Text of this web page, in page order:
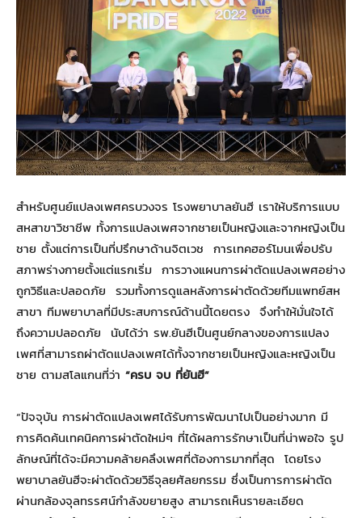
สำหรับศูนย์แปลงเพศครบวงจร โรงพยาบาลยันฮี เราให้บริการแบบ
สหสาขาวิชาชีพ ทั้งการแปลงเพศจากชายเป็นหญิงและจากหญิงเป็น
ชาย ตั้งแต่การเป็นที่ปรึกษาด้านจิตเวช การเทคฮอร์โมนเพื่อปรับ
สภาพร่างกายตั้งแต่แรกเริ่ม การวางแผนการผ่าตัดแปลงเพศอย่าง
ถูกวิธีและปลอดภัย รวมทั้งการดูแลหลังการผ่าตัดด้วยทีมแพทย์สห
สาขา ทีมพยาบาลที่มีประสบการณ์ด้านนี้โดยตรง จึงทำให้มั่นใจได้
ถึงความปลอดภัย นับได้ว่า รพ.ยันฮีเป็นศูนย์กลางของการแปลง
เพศที่สามารถผ่าตัดแปลงเพศได้ทั้งจากชายเป็นหญิงและหญิงเป็น
ชาย ตามสโลแกนที่ว่า “ครบ จบ ที่ยันฮี”
“ปัจจุบัน การผ่าตัดแปลงเพศได้รับการพัฒนาไปเป็นอย่างมาก มี
การคิดค้นเทคนิคการผ่าตัดใหม่ๆ ที่ได้ผลการรักษาเป็นที่น่าพอใจ รูป
ลักษณ์ที่ได้จะมีความคล้ายคลึงเพศที่ต้องการมากที่สุด โดยโรง
พยาบาลยันฮีจะผ่าตัดด้วยวิธีจุลยศัลยกรรม ซึ่งเป็นการการผ่าตัด
ผ่านกล้องจุลทรรศน์กำลังขยายสูง สามารถเห็นรายละเอียด